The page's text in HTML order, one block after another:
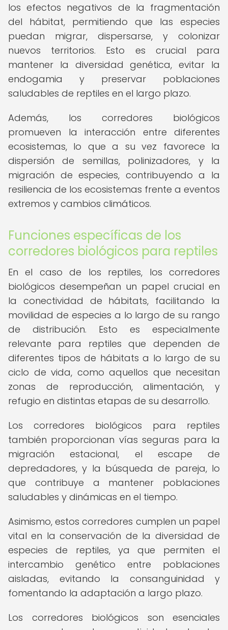
los efectos negativos de la fragmentación
del hábitat, permitiendo que las especies
puedan migrar, dispersarse, y colonizar
nuevos territorios. Esto es crucial para
mantener la diversidad genética, evitar la
endogamia y preservar poblaciones
saludables de reptiles en el largo plazo.
Además, los corredores biológicos
promueven la interacción entre diferentes
ecosistemas, lo que a su vez favorece la
dispersión de semillas, polinizadores, y la
migración de especies, contribuyendo a la
resiliencia de los ecosistemas frente a eventos
extremos y cambios climáticos.
Funciones específicas de los
corredores biológicos para reptiles
En el caso de los reptiles, los corredores
biológicos desempeñan un papel crucial en
la conectividad de hábitats, facilitando la
movilidad de especies a lo largo de su rango
de distribución. Esto es especialmente
relevante para reptiles que dependen de
diferentes tipos de hábitats a lo largo de su
ciclo de vida, como aquellos que necesitan
zonas de reproducción, alimentación, y
refugio en distintas etapas de su desarrollo.
Los corredores biológicos para reptiles
también proporcionan vías seguras para la
migración estacional, el escape de
depredadores, y la búsqueda de pareja, lo
que contribuye a mantener poblaciones
saludables y dinámicas en el tiempo.
Asimismo, estos corredores cumplen un papel
vital en la conservación de la diversidad de
especies de reptiles, ya que permiten el
intercambio genético entre poblaciones
aisladas, evitando la consanguinidad y
fomentando la adaptación a largo plazo.
Los corredores biológicos son esenciales